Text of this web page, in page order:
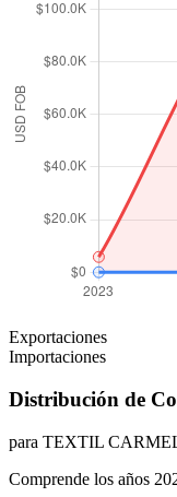
Exportaciones
Importaciones
Distribución de
para TEXTIL
Comprende los años